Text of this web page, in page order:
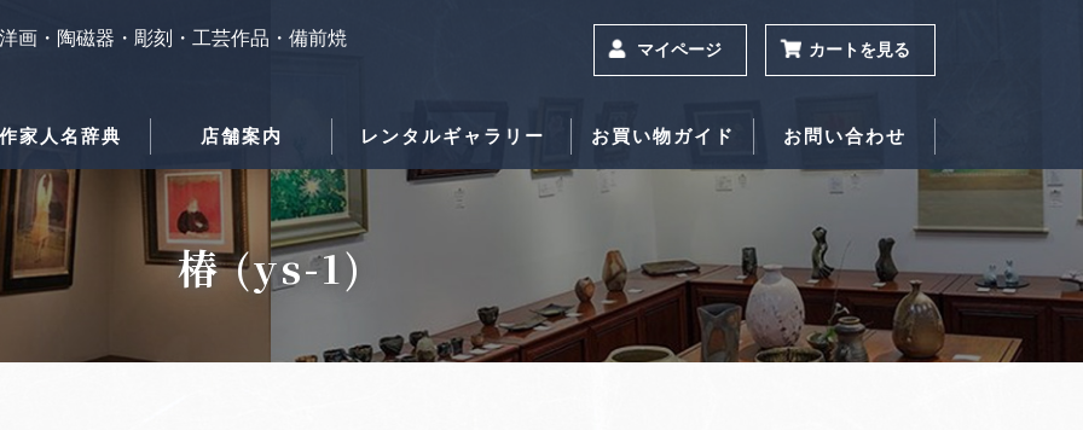
画・陶磁器・彫刻・工芸作品・備前焼
マイページ カートを見る
家人名辞典 店舗案内 レンタルギャラリー お買い物ガイド お問い合わせ
椿 (ys-1)